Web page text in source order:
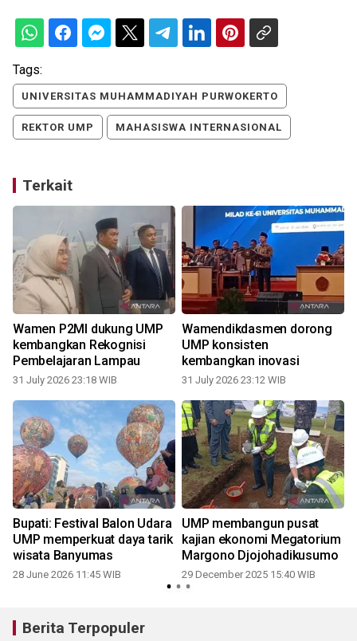
Tags:
UNIVERSITAS MUHAMMADIYAH PURWOKERTO
REKTOR UMP MAHASISWA INTERNASIONAL
Terkait
Wamen P2MI dukung UMP
kembangkan Rekognisi
Pembelajaran Lampau
31 July 2026 23:18 WIB
Wamendikdasmen dorong
UMP konsisten
kembangkan inovasi
31 July 2026 23:12 WIB
Bupati: Festival Balon Udara
UMP memperkuat daya tarik
wisata Banyumas
28 June 2026 11:45 WIB
UMP membangun pusat
kajian ekonomi Megatorium
Margono Djojohadikusumo
29 December 2025 15:40 WIB
Berita Terpopuler